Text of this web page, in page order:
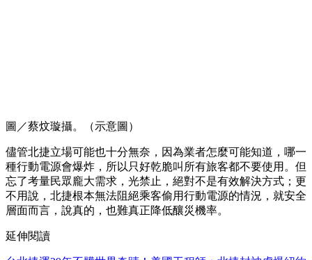
圖／蔡炆璇攝。（示意圖）
儘管北捷立場可能也十分無奈，因為業者怎麼可能知道，哪一
種行動電源會爆炸，所以只好乾脆叫所有旅客都不要使用。但
忘了考量民眾龐大需求，光禁止，絕對不是有效解決方式；更
不用說，北捷根本無法阻絕乘客偷用行動電源的情況，就安全
層面而言，說真的，也難真正降低釀災機率。
延伸閱讀